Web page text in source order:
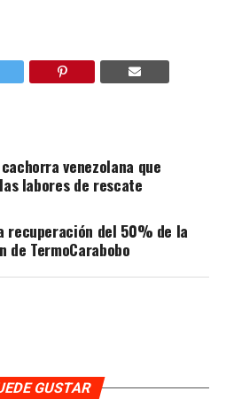
venezolana que
labores de rescate
recuperación del 50% de la
de TermoCarabobo
GUSTAR